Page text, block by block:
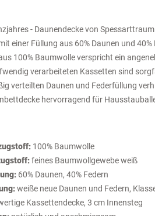
- Daunendecke von
einer Füllung aus 60% Daunen und
100% Baumwolle verspricht ein
verarbeiteten Kassetten sind
verteilten Daunen und Federfüllung
hervorragend für
100% Baumwolle
feines Baumwollgewebe weiß
60% Daunen, 40% Federn
weiße neue Daunen und Federn,
Kassettendecke, 3 cm Innensteg